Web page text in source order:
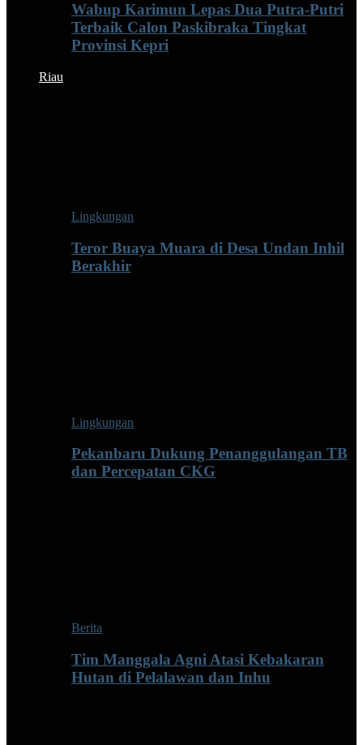
Wabup Karimun Lepas Dua Putra-Putri
Terbaik Calon Paskibraka Tingkat
Provinsi Kepri
Riau
Lingkungan
Teror Buaya Muara di Desa Undan Inhil
Berakhir
Lingkungan
Pekanbaru Dukung Penanggulangan TB
dan Percepatan CKG
Berita
Tim Manggala Agni Atasi Kebakaran
Hutan di Pelalawan dan Inhu